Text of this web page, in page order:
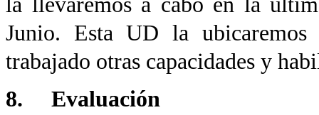
Junio. Esta UD la
trabajado otras capacidades y
8. Evaluación